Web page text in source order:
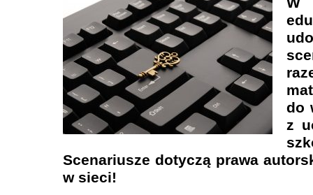
do
z
Scenariusze dotyczą prawa
w sieci!